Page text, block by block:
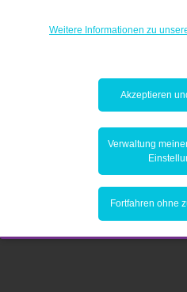
Weitere Informationen zu
Akzeptieren
Verwaltung
Fortfahren ohne